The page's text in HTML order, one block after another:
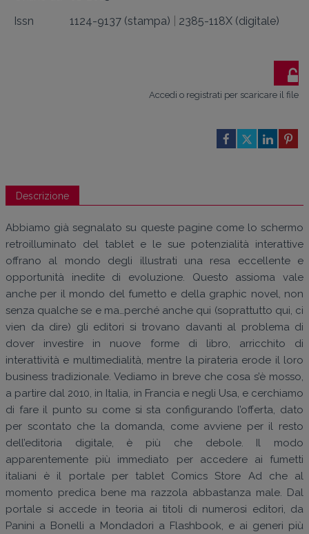
Issn
1124-9137 (stampa) 2385-118X (digitale)
Accedi o registrati per scaricare il file
Descrizione
Abbiamo già segnalato su queste pagine come lo schermo
retroilluminato del tablet e le sue potenzialità interattive
offrano al mondo degli illustrati una resa eccellente e
opportunità inedite di evoluzione. Questo assioma vale
anche per il mondo del fumetto e della graphic novel, non
senza qualche se e ma…perché anche qui (soprattutto qui, ci
vien da dire) gli editori si trovano davanti al problema di
dover investire in nuove forme di libro, arricchito di
interattività e multimedialità, mentre la pirateria erode il loro
business tradizionale. Vediamo in breve che cosa s’è mosso,
a partire dal 2010, in Italia, in Francia e negli Usa, e cerchiamo
di fare il punto su come si sta configurando l’offerta, dato
per scontato che la domanda, come avviene per il resto
dell’editoria digitale, è più che debole. Il modo
apparentemente più immediato per accedere ai fumetti
italiani è il portale per tablet Comics Store Ad che al
momento predica bene ma razzola abbastanza male. Dal
portale si accede in teoria ai titoli di numerosi editori, da
Panini a Bonelli a Mondadori a Flashbook, e ai generi più